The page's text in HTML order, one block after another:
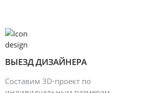
ВЫЕЗД ДИЗАЙНЕРА
Составим 3D-проект по